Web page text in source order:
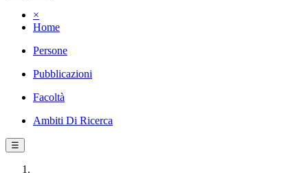
×
Home
Persone
Pubblicazioni
Facoltà
Ambiti Di Ricerca
☰